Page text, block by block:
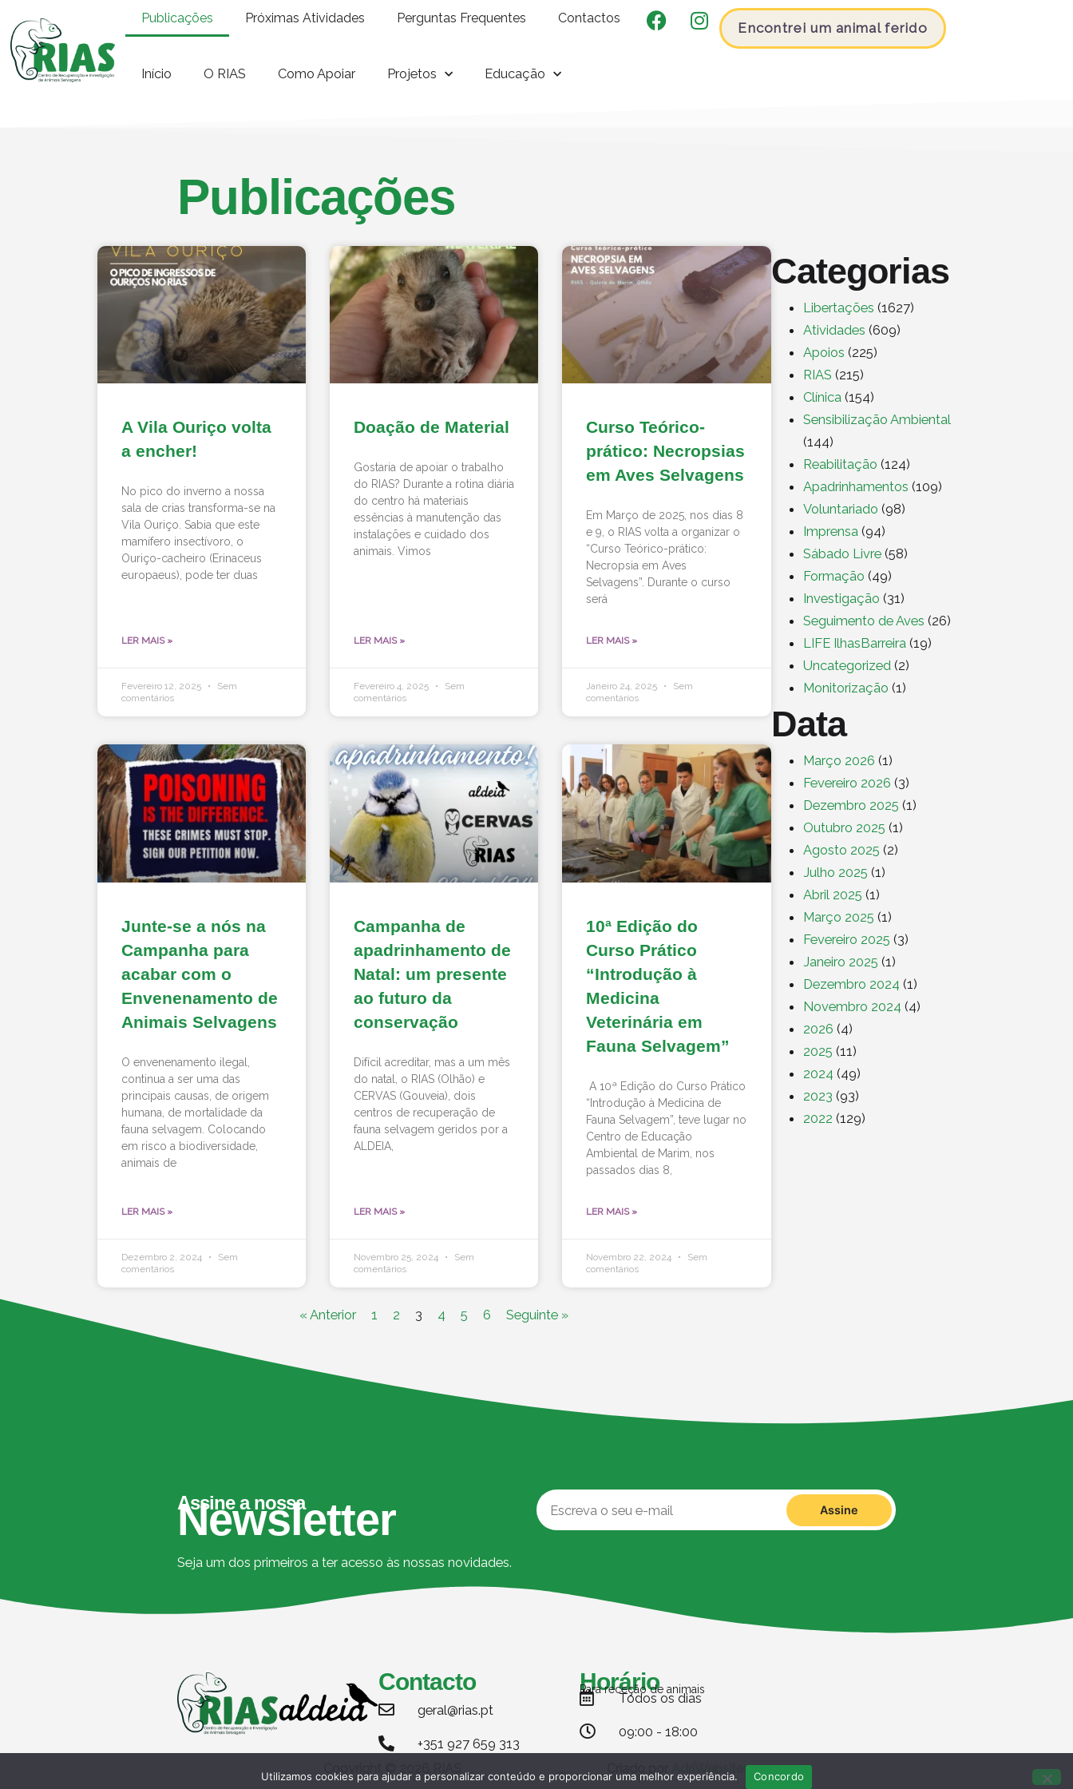
Publicações Próximas Atividades Perguntas Frequentes Contactos
Encontrei um animal ferido
Início O RIAS Como Apoiar Projetos Educação
Publicações
A Vila Ouriço volta
a encher!
No pico do inverno a nossa
sala de crias transforma-se na
Vila Ouriço. Sabia que este
mamífero insectívoro, o
Ouriço-cacheiro (Erinaceus
europaeus), pode ter duas
LER MAIS »
Fevereiro 12, 2025
Sem
comentários
Doação de Material
Gostaria de apoiar o trabalho
do RIAS? Durante a rotina diária
do centro há materiais
essências à manutenção das
instalações e cuidado dos
animais. Vimos
LER MAIS »
Fevereiro 4, 2025
Sem
comentários
Curso Teórico-
prático: Necropsias
em Aves Selvagens
Em Março de 2025, nos dias 8
e 9, o RIAS volta a organizar o
“Curso Teórico-prático:
Necropsia em Aves
Selvagens”. Durante o curso
será
LER MAIS »
Janeiro 24, 2025
Sem
comentários
Junte-se a nós na
Campanha para
acabar com o
Envenenamento de
Animais Selvagens
O envenenamento ilegal,
continua a ser uma das
principais causas, de origem
humana, de mortalidade da
fauna selvagem. Colocando
em risco a biodiversidade,
animais de
LER MAIS »
Dezembro 2, 2024
Sem
comentários
Campanha de
apadrinhamento de
Natal: um presente
ao futuro da
conservação
Difícil acreditar, mas a um mês
do natal, o RIAS (Olhão) e
CERVAS (Gouveia), dois
centros de recuperação de
fauna selvagem geridos por a
ALDEIA,
LER MAIS »
Novembro 25, 2024
Sem
comentários
10ª Edição do
Curso Prático
“Introdução à
Medicina
Veterinária em
Fauna Selvagem”
A 10ª Edição do Curso Prático
“Introdução à Medicina de
Fauna Selvagem”, teve lugar no
Centro de Educação
Ambiental de Marim, nos
passados dias 8,
LER MAIS »
Novembro 22, 2024
Sem
comentários
« Anterior 1 2 3 4 5 6 Seguinte »
Categorias
Libertações (1627)
Atividades (609)
Apoios (225)
RIAS (215)
Clínica(154)
Sensibilização Ambiental
(144)
Reabilitação (124)
Apadrinhamentos (109)
Voluntariado (98)
Imprensa(94)
Sábado Livre(58)
Formação (49)
Investigação (31)
Seguimento de Aves (26)
LIFE IlhasBarreira(19)
Uncategorized(2)
Monitorização (1)
Data
Março 2026 (1)
Fevereiro 2026 (3)
Dezembro 2025 (1)
Outubro 2025 (1)
Agosto 2025 (2)
Julho 2025 (1)
Abril 2025 (1)
Março 2025 (1)
Fevereiro 2025 (3)
Janeiro 2025 (1)
Dezembro 2024 (1)
Novembro 2024 (4)
2026 (4)
2025 (11)
2024 (49)
2023 (93)
2022 (129)
Assine a nossa
Newsletter
Seja um dos primeiros a ter acesso às nossas novidades.
Assine
Contacto
geral@rias.pt
+351 927 659 313
Horário
Para receção de animais
Todos os dias
09:00 - 18:00
Copyright © 2026 RIAS Criado por AdriWebsites
Politica de Privacidade Termos e condições
Utilizamos cookies para ajudar a personalizar conteúdo e proporcionar uma melhor experiência. Concordo